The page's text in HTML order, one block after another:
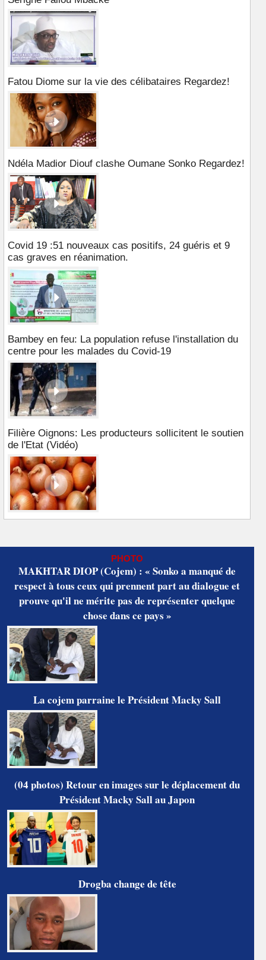
Fatou Diome sur la vie des célibataires Regardez!
Ndéla Madior Diouf clashe Oumane Sonko Regardez!
Covid 19 :51 nouveaux cas positifs, 24 guéris et 9
cas graves en réanimation.
Bambey en feu: La population refuse l'installation du
centre pour les malades du Covid-19
Filière Oignons: Les producteurs sollicitent le soutien
de l'Etat (Vidéo)
PHOTO
MAKHTAR DIOP (Cojem) : « Sonko a manqué de
respect à tous ceux qui prennent part au dialogue et
prouve qu'il ne mérite pas de représenter quelque
chose dans ce pays »
La cojem parraine le Président Macky Sall
(04 photos) Retour en images sur le déplacement du
Président Macky Sall au Japon
Drogba change de tête